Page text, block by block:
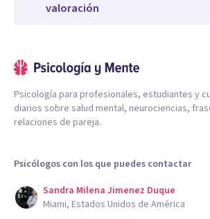
valoración
Psicología para profesionales, estudiantes y
diarios sobre salud mental, neurociencias,
relaciones de pareja.
Psicólogos con los que puedes contactar
Sandra Milena Jimenez Duque
Miami, Estados Unidos de América